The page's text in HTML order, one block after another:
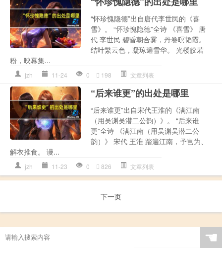
“怀珍愧隐德”出自唐代李世民的《喜
雪》。 “怀珍愧隐德”全诗 《喜雪》 唐
代 李世民 碧昏朝合雾，丹卷暝韬霞。
结叶繁云色，凝琼遍雪华。 光楼皎若
粉，映幕集...
jzh 11-24 0 198 文章列表
“后来谁更”的出处是哪里
“后来谁更”出自宋代王淮的《满江南
（用吴渊吴潜二公韵）》。 “后来谁
更”全诗 《满江南（用吴渊吴潜二公
韵）》 宋代 王淮 踏遍江南，予岂为、
解衣推食。 谩...
jzh 11-23 0 826 文章列表
下一页
☚